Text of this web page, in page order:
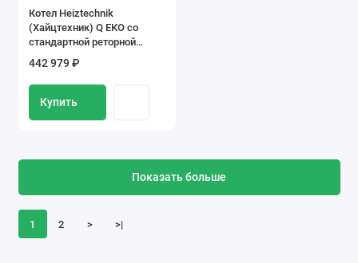
Котел Heiztechnik
(Хайцтехник) Q ЕКO со
стандартной реторной
442 979 ₽
Купить
1 2 > >|
Показать больше